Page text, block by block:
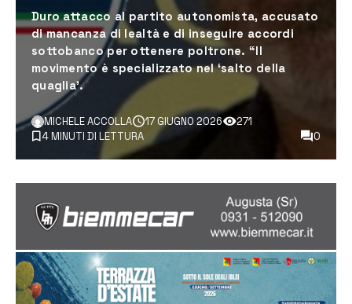
Duro attacco al partito autonomista, accusato
di mancanza di lealtà e di inseguire accordi
sottobanco per ottenere poltrone. “Il
movimento è specializzato nel ‘salto della
quaglia’.
MICHELE ACCOLLA 17 GIUGNO 2026
271
4 MINUTI DI LETTURA
0